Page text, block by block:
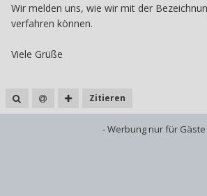
Wir melden uns, wie wir mit der
verfahren können.
Viele Grüße
Zitieren
- Werbung nur für Gäste